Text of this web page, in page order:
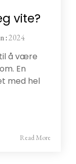
vite?
:2024
å være
En
med hel
Read More